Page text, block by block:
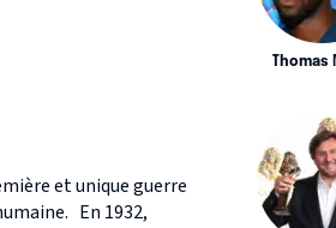
et unique guerre
En 1932,
Thomas